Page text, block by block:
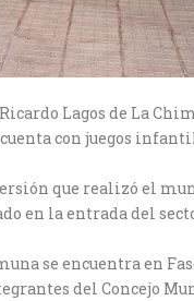
Lagos de La
con juegos
que realizó el
en la entrada del
se encuentra en
del Concejo